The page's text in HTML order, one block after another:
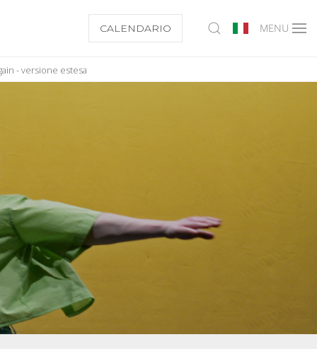
CALENDARIO MENU
- versione estesa